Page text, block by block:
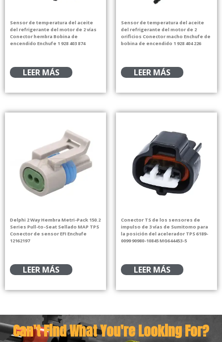
Sensor de temperatura del aceite
del refrigerante del motor de 2 vías
Conector hembra Bobina de
encendido Enchufe 1 928 403 874
LEER MÁS
Sensor de temperatura del aceite
del refrigerante del motor de 2
orificios Conector macho Enchufe de
bobina de encendido 1 928 404 226
LEER MÁS
Delphi 2 Way Hembra Metri-Pack 150.2
Series Pull-to-Seat Sellado MAP TPS
Conector de sensor EFI Enchufe
12162197
LEER MÁS
Conector TS de los sensores de
impulso de 3 vías de Sumitomo para
la posición del acelerador TPS 6189-
0099 90980-10845 MG644453-5
LEER MÁS
Can't Find What You're Looking For?